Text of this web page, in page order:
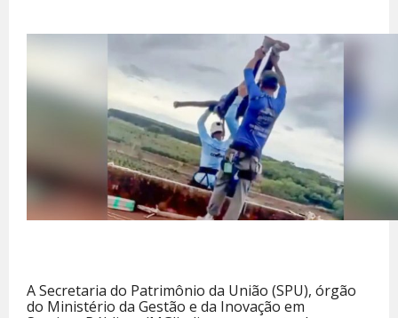
A Secretaria do Patrimônio da União (SPU), órgão
do Ministério da Gestão e da Inovação em